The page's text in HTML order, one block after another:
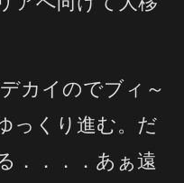
カイのでブィ～
っくり進む。だ
．．．．あぁ遠